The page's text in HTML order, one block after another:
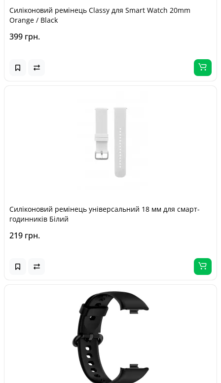
Силіконовий ремінець Classy для Smart Watch 20mm
Orange / Black
399 грн.
Силіконовий ремінець універсальний 18 мм для смарт-
годинників Білий
219 грн.